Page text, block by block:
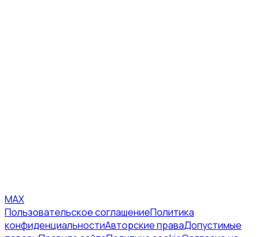
MAX
Пользовательское соглашениеПолитика
конфиденциальностиАвторские праваДопустимые